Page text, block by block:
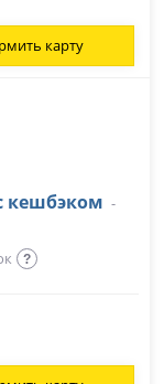
карту
кешбэком -
?